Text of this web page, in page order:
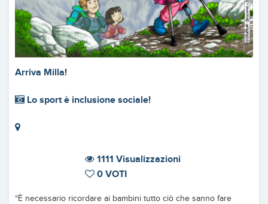
Arriva Milla!
Lo sport è inclusione sociale!
1111 Visualizzazioni
0 VOTI
“È necessario ricordare ai bambini tutto ciò che sanno fare